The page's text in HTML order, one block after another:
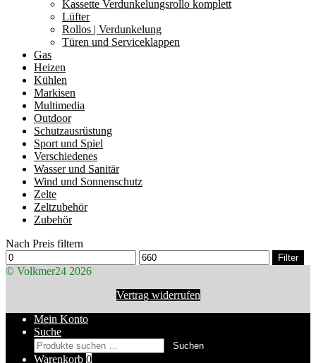
Kassette Verdunkelungsrollo komplett
Lüfter
Rollos | Verdunkelung
Türen und Serviceklappen
Gas
Heizen
Kühlen
Markisen
Multimedia
Outdoor
Schutzausrüstung
Sport und Spiel
Verschiedenes
Wasser und Sanitär
Wind und Sonnenschutz
Zelte
Zeltzubehör
Zubehör
Nach Preis filtern
Min.
Preis
Max.
Preis
Filter
© Volkmer24 2026
Vertrag widerrufen
Mein Konto
Suche
Suchen
nach:
Suchen
Warenkorb 0